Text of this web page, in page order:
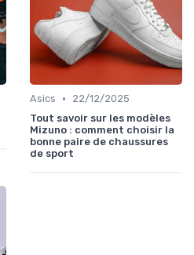
Asics •
22/12/2025
Tout savoir sur les modèles
Mizuno : comment choisir la
bonne paire de chaussures
de sport